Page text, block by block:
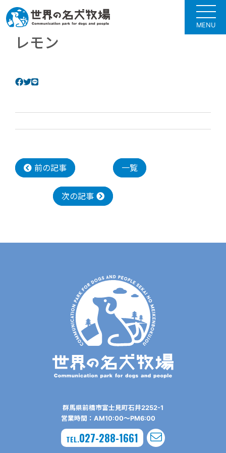
MENU
レモン
前の記事 一覧
次の記事
群⾺県前橋市富⼠⾒町⽯井2252-1
営業時間：AM10:00〜PM6:00
TEL.027-288-1661